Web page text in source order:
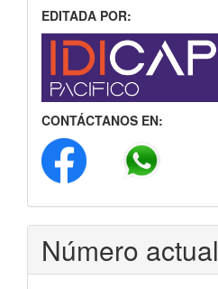
EDITADA POR:
CONTÁCTANOS EN:
Número actual